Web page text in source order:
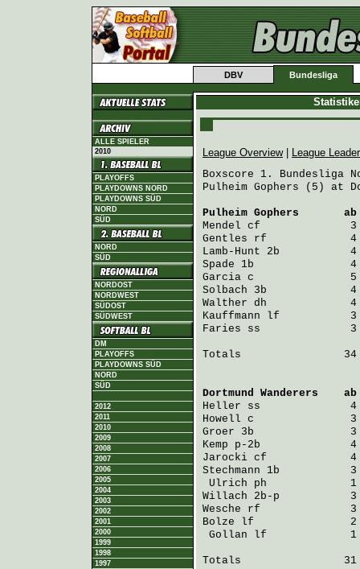
DBV Bundesliga
ALLE SPIELER
2010
PLAYOFFS
PLAYDOWNS NORD
PLAYDOWNS SÜD
NORD
SÜD
NORD
SÜD
NORDOST
NORDWEST
SÜDOST
SÜDWEST
DM
PLAYOFFS
PLAYDOWNS SÜD
NORD
SÜD
2012
2011
2010
2009
2008
2007
2006
2005
2004
2003
2002
2001
2000
1999
1998
1997
League Overview|
League
Boxscore 1. Bundesliga
Pulheim Gophers (5) at
Pulheim Gophers
ab
Mendel cf              3
Gentles rf             4
Lamb-Hunt 2b           4
Spade 1b               4
Garcia c               5
Solbach 3b             4
Walther dh             4
Kauffmann lf           3
Faries ss              3
Totals                34
Dortmund Wanderers
ab
Heller ss              4
Howell c               3
Groer 3b               3
Kemp p-2b              4
Jarocki cf             4
Stechmann 1b           3
Ulrich ph             1
Willach 2b-p           3
Wesche rf              3
Bolze lf               2
Gollan lf             1
Totals                31